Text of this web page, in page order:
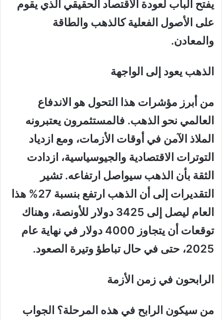
يفتح الباب لعودة الاقتصاد الحقيقي الذي يقوم
على الأصول الفعلية كالذهب والطاقة
والمعادن.
الذهب يعود إلى الواجهة
من أبرز مؤشرات هذا التحول هو الاندفاع
العالمي نحو الذهب. فالمستثمرون يعتبرونه
الملاذ الآمن في أوقات الأزمات، ومع ازدياد
التوترات الاقتصادية والجيوسياسية، ازدادت
الثقة بأن الذهب سيواصل ارتفاعه. تشير
التقديرات إلى أن الذهب ارتفع بنسبة 27% هذا
العام ليصل إلى 3425 دولار للأونصة، وهناك
توقعات أن يتجاوز 4000 دولار في نهاية عام
2025، حتى في حال تباطؤ وتيرة الصعود.
الرابحون في زمن الأزمة
من سيكون الرابح في هذه المرحلة؟ الجواب